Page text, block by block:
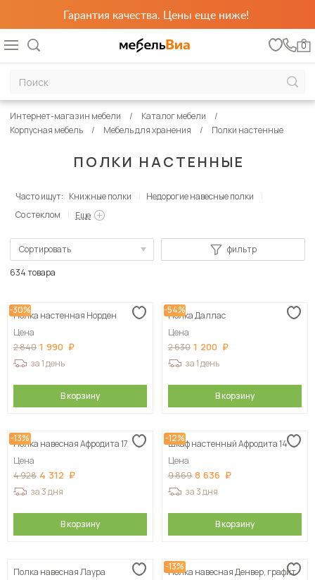
Гарантия качества. Цены еще ниже!
0
ПОЛКИ НАСТЕННЫЕ
Интернет-магазин мебели
Каталог мебели
Корпусная мебель
Мебель для хранения Полки настенные
Часто ищут: Книжные полки
Недорогие навесные полки
Со стеклом
Еще
Сортировать
Сначала дорогие
фильтр
634 товара
-30%
Полка настенная Норден
Цена
2 840 1 990
за 1 день
В корзину
-54%
Полка Даллас
Цена
2 630 1 200
за 1 день
В корзину
-13%
Полка навесная Афродита 17
Цена
4 928 4 312
за 3 дня
В корзину
-12%
Шкаф настенный Афродита 14
Цена
9 869 8 636
за 3 дня
В корзину
Полка навесная Лаура
-13%
Полка навесная Денвер, графит